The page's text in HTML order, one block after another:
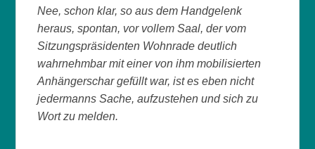
Nee, schon klar, so aus dem Handgelenk
heraus, spontan, vor vollem Saal, der vom
Sitzungspräsidenten Wohnrade deutlich
wahrnehmbar mit einer von ihm mobilisierten
Anhängerschar gefüllt war, ist es eben nicht
jedermanns Sache, aufzustehen und sich zu
Wort zu melden.